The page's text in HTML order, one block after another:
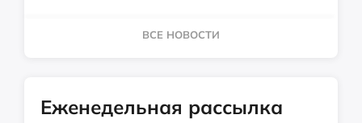
ВСЕ НОВОСТИ
Еженедельная рассылка